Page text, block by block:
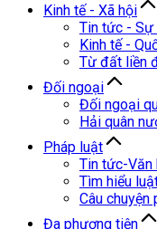
Kinh tế - Xã hội
Tin tức - Sự
Kinh tế -
Từ đất liền
Đối ngoại
Đối ngoại
Hải quân
Pháp luật
Tin tức-Văn
Tìm hiểu
Câu chuyện
Đa phương tiện